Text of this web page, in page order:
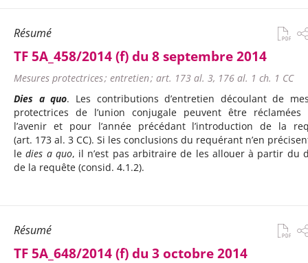
Résumé
TF 5A_458/2014 (f) du 8 septembre 2014
Mesures protectrices ; entretien ; art. 173 al. 3, 176 al. 1 ch. 1 CC
Dies a quo. Les contributions d’entretien découlant de
protectrices de l’union conjugale peuvent être réclamées
l’avenir et pour l’année précédant l’introduction de la
(art. 173 al. 3 CC). Si les conclusions du requérant n’en
ledies a quo, il n’est pas arbitraire de les allouer à partir du
de la requête (consid. 4.1.2).
Résumé
TF 5A_648/2014 (f) du 3 octobre 2014